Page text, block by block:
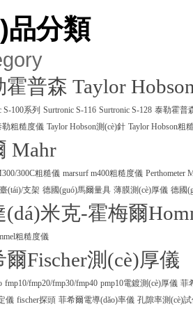
品分類
普森 Taylor
S-100系列 Surtronic S-116 Surtronic S-128 泰勒霍普
勒粗糙度儀 Taylor Hobson測(cè)針 Taylor Hobson粗
Mahr
300C粗糙儀 marsurf m400粗糙度儀 Perthometer
(tái)/支架 德國(guó)馬爾量具 薄膜測(cè)厚儀 德國
米克-霍梅爾
粗糙度儀
Fischer測(cè)厚儀
fmp10/fmp20/fmp30/fmp40 pmp10電鍍測(cè)厚儀 菲
儀 fischer探頭 菲希爾電導(dǎo)率儀 孔隙率測(cè)